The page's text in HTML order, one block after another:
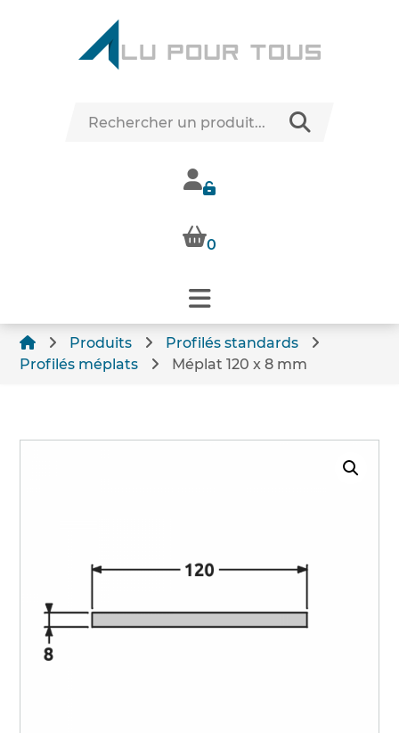
0
Produits
Profilés standards
Profilés méplats
Méplat 120 x 8 mm